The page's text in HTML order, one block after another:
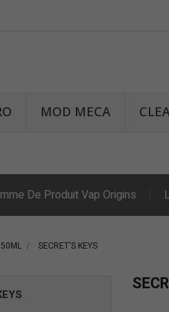
MOD MECA
De Produit Vap Origins
50ML SECRET'S KEYS